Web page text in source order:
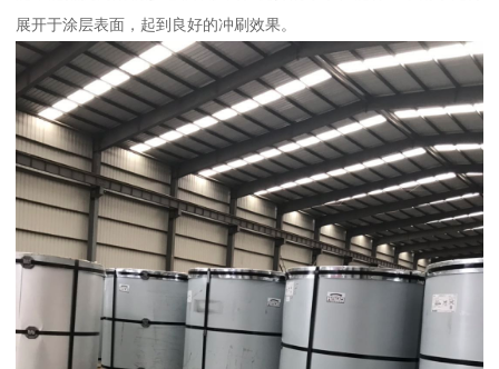
展开于涂层表面，起到良好的冲刷效果。